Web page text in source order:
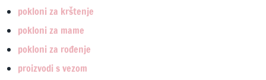
pokloni za krštenje
pokloni za mame
pokloni za rođenje
proizvodi s vezom